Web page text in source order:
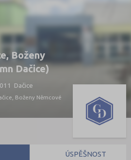
Boženy
Dačice)
Dačice
Boženy Němcové
ÚSPĚŠNOST